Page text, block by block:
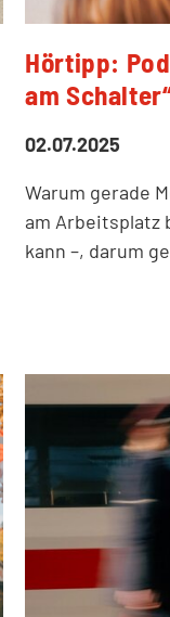
Hörtipp:
am
02.07.2025
Warum gerade
am Arbeitsplatz
kann –, darum